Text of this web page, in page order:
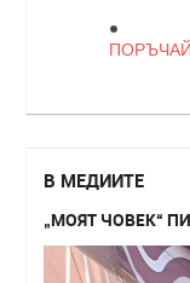
В МЕДИИТЕ
„МОЯТ ЧОВЕК“